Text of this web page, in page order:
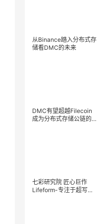
从Binance踏入分布式存
储看DMC的未来
DMC有望超越Filecoin
成为分布式存储公链的
七彩研究院 匠心巨作
Lifeform-专注于超写实